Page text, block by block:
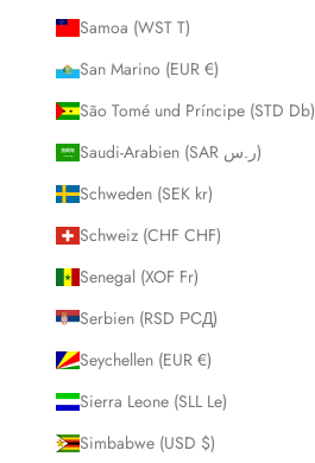
Samoa (WST T)
San Marino (EUR €)
São Tomé und Príncipe (STD Db)
Saudi-Arabien (SAR ر.س)
Schweden (SEK kr)
Schweiz (CHF CHF)
Senegal (XOF Fr)
Serbien (RSD РСД)
Seychellen (EUR €)
Sierra Leone (SLL Le)
Simbabwe (USD $)